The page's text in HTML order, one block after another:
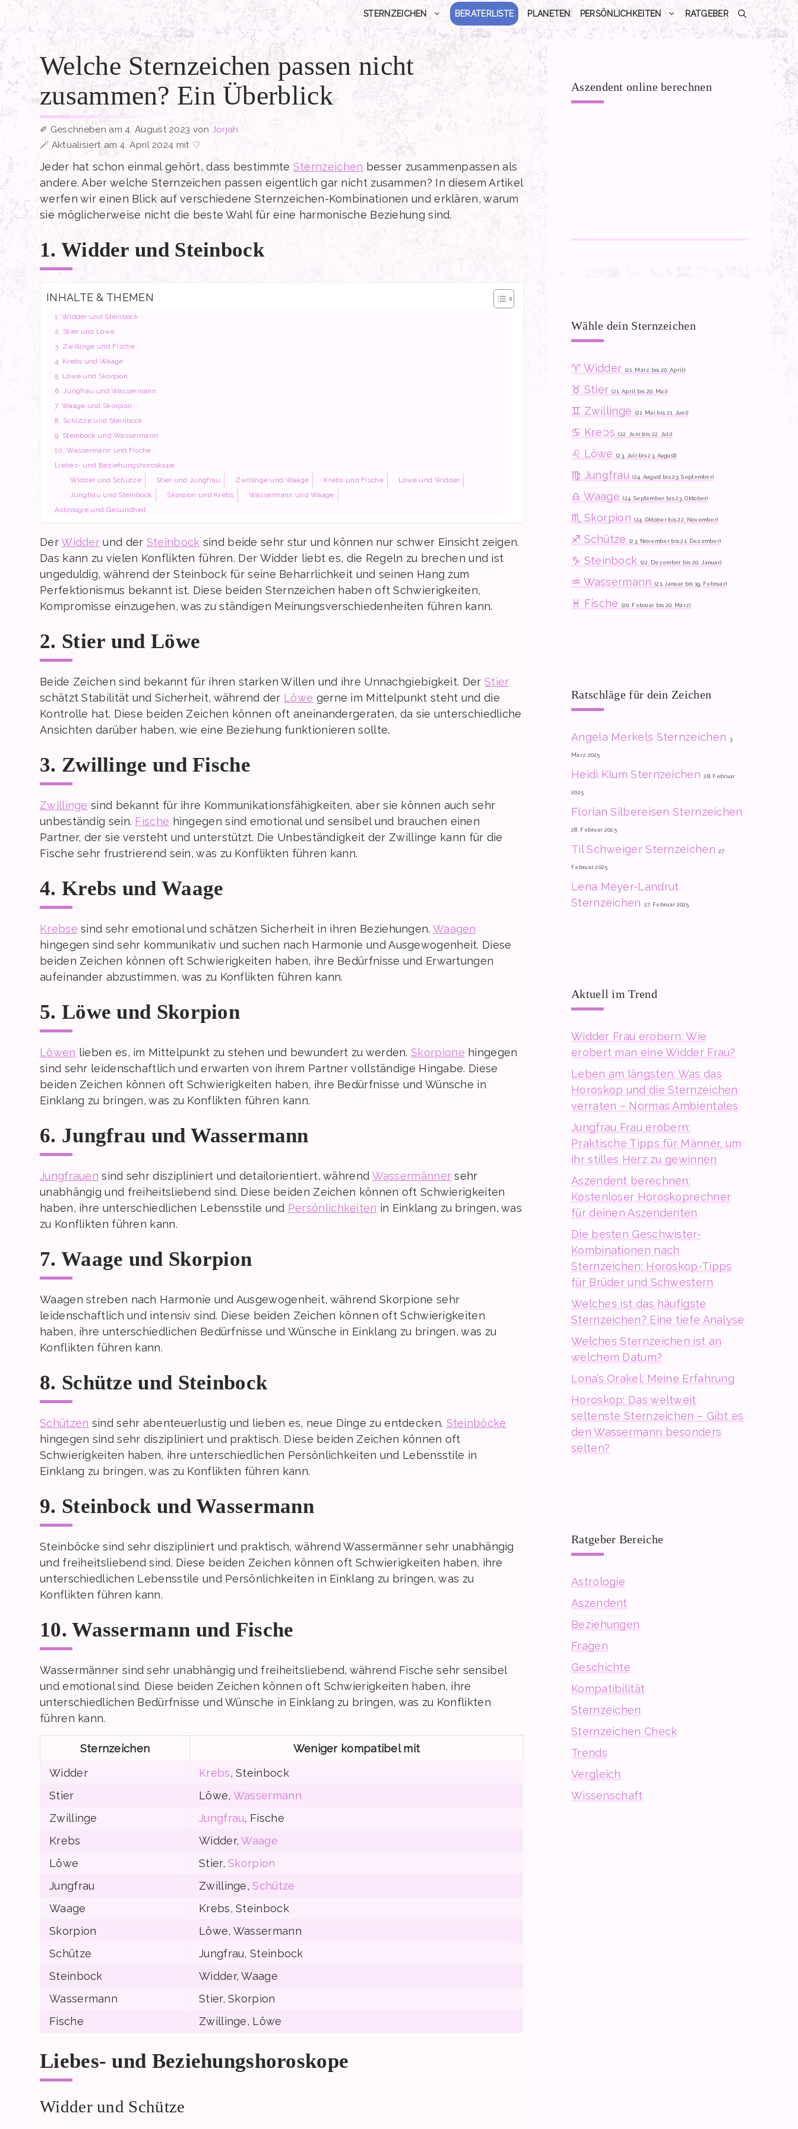
Zum
springen
STERNZEICHEN BERATERLISTE PLANETEN PERSÖNLICHKEITEN RATGEBER
Welche Sternzeichen passen nicht
zusammen? Ein Überblick
4. August 2023 von Jorjah
Aktualisiert am 4. April 2024 mit ♡
Jeder hat schon einmal gehört, dass bestimmte Sternzeichen besser zusammenpassen als
andere. Aber welche Sternzeichen passen eigentlich gar nicht zusammen? In diesem Artikel
werfen wir einen Blick auf verschiedene Sternzeichen-Kombinationen und erklären, warum
sie möglicherweise nicht die beste Wahl für eine harmonische Beziehung sind.
1. Widder und Steinbock
INHALTE & THEMEN
1. Widder und Steinbock
2. Stier und Löwe
3. Zwillinge und Fische
4. Krebs und Waage
5. Löwe und Skorpion
6. Jungfrau und Wassermann
7. Waage und Skorpion
8. Schütze und Steinbock
9. Steinbock und Wassermann
10. Wassermann und Fische
Liebes- und Beziehungshoroskope
Widder und Schütze
Stier und Jungfrau Zwillinge und Waage Krebs und Fische
Löwe und Widder
Jungfrau und Steinbock
Skorpion und Krebs
Wassermann und Waage
Astrologie und Gesundheit
DerWidder und der Steinbock sind beide sehr stur und können nur schwer Einsicht zeigen.
Das kann zu vielen Konflikten führen. Der Widder liebt es, die Regeln zu brechen und ist
ungeduldig, während der Steinbock für seine Beharrlichkeit und seinen Hang zum
Perfektionismus bekannt ist. Diese beiden Sternzeichen haben oft Schwierigkeiten,
Kompromisse einzugehen, was zu ständigen Meinungsverschiedenheiten führen kann.
2. Stier und Löwe
Beide Zeichen sind bekannt für ihren starken Willen und ihre Unnachgiebigkeit. Der Stier
schätzt Stabilität und Sicherheit, während der Löwe gerne im Mittelpunkt steht und die
Kontrolle hat. Diese beiden Zeichen können oft aneinandergeraten, da sie unterschiedliche
Ansichten darüber haben, wie eine Beziehung funktionieren sollte.
3. Zwillinge und Fische
Zwillinge sind bekannt für ihre Kommunikationsfähigkeiten, aber sie können auch sehr
unbeständig sein. Fische hingegen sind emotional und sensibel und brauchen einen
Partner, der sie versteht und unterstützt. Die Unbeständigkeit der Zwillinge kann für die
Fische sehr frustrierend sein, was zu Konflikten führen kann.
4. Krebs und Waage
Krebse sind sehr emotional und schätzen Sicherheit in ihren Beziehungen. Waagen
hingegen sind sehr kommunikativ und suchen nach Harmonie und Ausgewogenheit. Diese
beiden Zeichen können oft Schwierigkeiten haben, ihre Bedürfnisse und Erwartungen
aufeinander abzustimmen, was zu Konflikten führen kann.
5. Löwe und Skorpion
Löwen lieben es, im Mittelpunkt zu stehen und bewundert zu werden.Skorpione hingegen
sind sehr leidenschaftlich und erwarten von ihrem Partner vollständige Hingabe. Diese
beiden Zeichen können oft Schwierigkeiten haben, ihre Bedürfnisse und Wünsche in
Einklang zu bringen, was zu Konflikten führen kann.
6. Jungfrau und Wassermann
Jungfrauen sind sehr diszipliniert und detailorientiert, während Wassermänner sehr
unabhängig und freiheitsliebend sind. Diese beiden Zeichen können oft Schwierigkeiten
haben, ihre unterschiedlichen Lebensstile und Persönlichkeiten in Einklang zu bringen, was
zu Konflikten führen kann.
7. Waage und Skorpion
Waagen streben nach Harmonie und Ausgewogenheit, während Skorpione sehr
leidenschaftlich und intensiv sind. Diese beiden Zeichen können oft Schwierigkeiten
haben, ihre unterschiedlichen Bedürfnisse und Wünsche in Einklang zu bringen, was zu
Konflikten führen kann.
8. Schütze und Steinbock
Schützen sind sehr abenteuerlustig und lieben es, neue Dinge zu entdecken. Steinböcke
hingegen sind sehr diszipliniert und praktisch. Diese beiden Zeichen können oft
Schwierigkeiten haben, ihre unterschiedlichen Persönlichkeiten und Lebensstile in
Einklang zu bringen, was zu Konflikten führen kann.
9. Steinbock und Wassermann
Steinböcke sind sehr diszipliniert und praktisch, während Wassermänner sehr unabhängig
und freiheitsliebend sind. Diese beiden Zeichen können oft Schwierigkeiten haben, ihre
unterschiedlichen Lebensstile und Persönlichkeiten in Einklang zu bringen, was zu
Konflikten führen kann.
10. Wassermann und Fische
Wassermänner sind sehr unabhängig und freiheitsliebend, während Fische sehr sensibel
und emotional sind. Diese beiden Zeichen können oft Schwierigkeiten haben, ihre
unterschiedlichen Bedürfnisse und Wünsche in Einklang zu bringen, was zu Konflikten
führen kann.
Sternzeichen
Weniger kompatibel mit
Widder
Krebs, Steinbock
Stier
Löwe, Wassermann
Zwillinge
Jungfrau, Fische
Krebs
Widder,Waage
Löwe
Stier,Skorpion
Jungfrau
Zwillinge,Schütze
Waage
Krebs, Steinbock
Skorpion
Löwe, Wassermann
Schütze
Jungfrau, Steinbock
Steinbock
Widder, Waage
Wassermann
Stier, Skorpion
Fische
Zwillinge, Löwe
Liebes- und Beziehungshoroskope
Widder und Schütze
Aszendent online berechnen
Wähle dein Sternzeichen
♈ Widder (21. März bis 20. April)
♉ Stier(21. April bis 20. Mai)
♊ Zwillinge (21. Mai bis 21. Juni)
♋ Krebs(22. Juni bis 22. Juli)
♌ Löwe(23. Juli bis 23. August)
♍ Jungfrau(24. August bis 23. September)
♎ Waage(24. September bis 23. Oktober)
♏ Skorpion(24. Oktober bis 22. November)
♐ Schütze (23. November bis 21. Dezember)
♑ Steinbock (22. Dezember bis 20. Januar)
♒ Wassermann (21. Januar bis 19. Februar)
♓ Fische (20. Februar bis 20. März)
Ratschläge für dein Zeichen
Angela Merkels Sternzeichen 3.
März 2025
Heidi Klum Sternzeichen 28. Februar
2025
Florian Silbereisen Sternzeichen
28. Februar 2025
Til Schweiger Sternzeichen 27.
Februar 2025
Lena Meyer-Landrut
Sternzeichen
27. Februar 2025
Aktuell im Trend
Widder Frau erobern: Wie
erobert man eine Widder Frau?
Leben am längsten: Was das
Horoskop und die Sternzeichen
verraten – Normas Ambientales
Jungfrau Frau erobern:
Praktische Tipps für Männer, um
ihr stilles Herz zu gewinnen
Aszendent berechnen:
Kostenloser Horoskoprechner
für deinen Aszendenten
Die besten Geschwister-
Kombinationen nach
Sternzeichen: Horoskop-Tipps
für Brüder und Schwestern
Welches ist das häufigste
Sternzeichen? Eine tiefe Analyse
Welches Sternzeichen ist an
welchem Datum?
Lona’s Orakel: Meine Erfahrung
Horoskop: Das weltweit
seltenste Sternzeichen – Gibt es
den Wassermann besonders
selten?
Ratgeber Bereiche
Astrologie
Aszendent
Beziehungen
Fragen
Geschichte
Kompatibilität
Sternzeichen
Sternzeichen Check
Trends
Vergleich
Wissenschaft